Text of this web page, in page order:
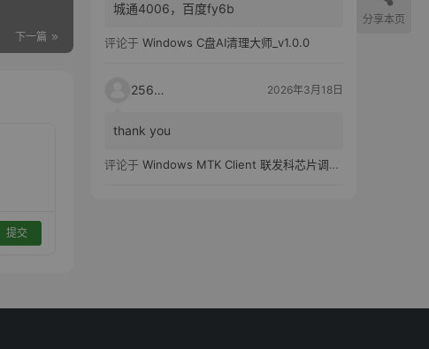
下一篇
提交
城通4006，百度fy6b
评论于 Windows C盘AI清理大师_v1.0.0
25651 2026年3月18日
thank you
评论于 Windows MTK Client 联发科芯片调试工具_v2.01 汉化版
分享本页